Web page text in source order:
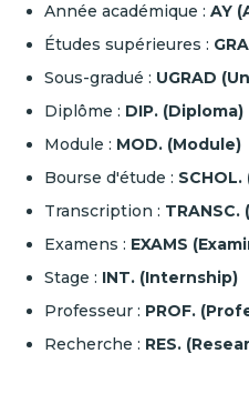
Année académique : AY
Études supérieures :
Sous-gradué : UGRAD
Diplôme : DIP. (Diploma)
Module : MOD. (Module)
Bourse d'étude :
Transcription :
Examens : EXAMS
Stage : INT. (Internship)
Professeur : PROF.
Recherche : RES.